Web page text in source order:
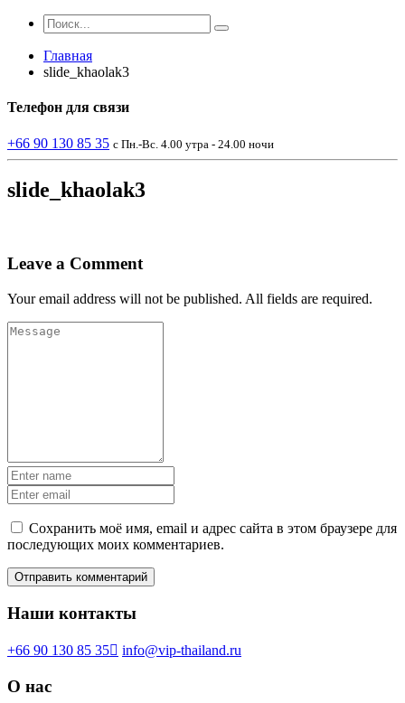
Главная
slide_khaolak3
Телефон для связи
+66 90 130 85 35 с Пн.-Вс. 4.00 утра - 24.00 ночи
slide_khaolak3
Leave a Comment
Your email address will not be published. All fields are required.
Сохранить моё имя, email и адрес сайта в этом браузере для
последующих моих комментариев.
Наши контакты
+66 90 130 85 35 info@vip-thailand.ru
О нас